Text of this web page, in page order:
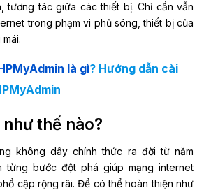
tương tác giữa các thiết bị. Chỉ cần vẫn
trong phạm vi phủ sóng, thiết bị của
là gì? Hướng dẫn cài
thế nào?
không dây chính thức ra đời từ năm
từng bước đột phá giúp mạng internet
cập rộng rãi. Để có thể hoàn thiện như